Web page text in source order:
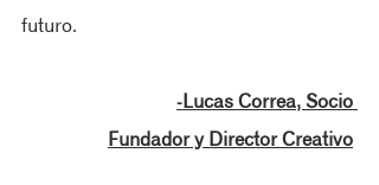
futuro.
-Lucas Correa, Socio
Fundador y Director Creativo